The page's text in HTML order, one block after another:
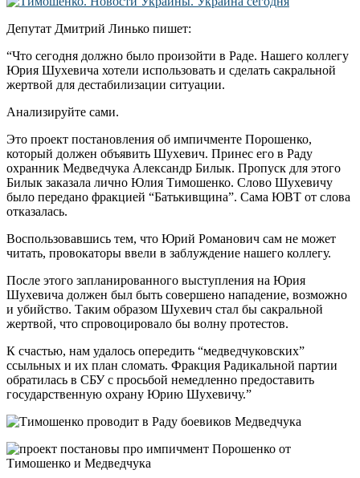
Депутат Дмитрий Линько пишет:
“Что сегодня должно было произойти в Раде. Нашего коллегу
Юрия Шухевича хотели использовать и сделать сакральной
жертвой для дестабилизации ситуации.
Анализируйте сами.
Это проект постановления об импичменте Порошенко,
который должен объявить Шухевич. Принес его в Раду
охранник Медведчука Александр Билык. Пропуск для этого
Билык заказала лично Юлия Тимошенко. Слово Шухевичу
было передано фракцией “Батькивщина”. Сама ЮВТ от слова
отказалась.
Воспользовавшись тем, что Юрий Романович сам не может
читать, провокаторы ввели в заблуждение нашего коллегу.
После этого запланированного выступления на Юрия
Шухевича должен был быть совершено нападение, возможно
и убийство. Таким образом Шухевич стал бы сакральной
жертвой, что спровоцировало бы волну протестов.
К счастью, нам удалось опередить “медведчуковских”
ссыльных и их план сломать. Фракция Радикальной партии
обратилась в СБУ с просьбой немедленно предоставить
государственную охрану Юрию Шухевичу.”